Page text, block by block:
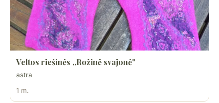
Veltos riešinės ,,Rožinė svajonė"
astra
1 m.